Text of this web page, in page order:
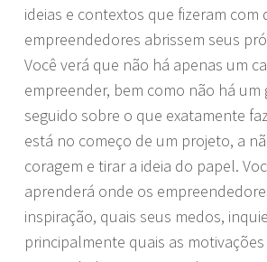
ideias e contextos que fizeram com
empreendedores abrissem seus
Você verá que não há apenas um
empreender, bem como não há um
seguido sobre o que exatamente
está no começo de um projeto, a
coragem e tirar a ideia do papel.
aprenderá onde os
inspiração, quais seus medos,
principalmente quais as